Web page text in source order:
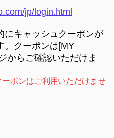
jp/login.html
にキャッシュクーポンが
。クーポンは[MY
からご確認いただけま
ポンはご利用いただけませ